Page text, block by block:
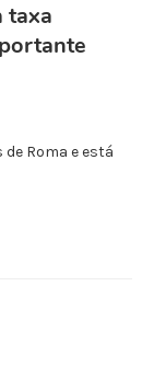
taxa
Roma e está